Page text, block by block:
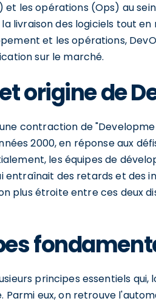
les opérations (Ops) au
livraison des logiciels tout
et les opérations,
sur le marché.
origine de
contraction de
2000, en réponse aux
les équipes de
entraînait des retards et des
plus étroite entre ces deux
principes essentiels
eux, on retrouve